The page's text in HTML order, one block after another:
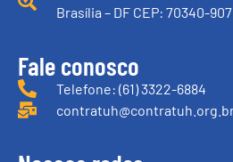
Brasília – DF CEP: 70340-907
Fale conosco
Telefone: (61) 3322-6884